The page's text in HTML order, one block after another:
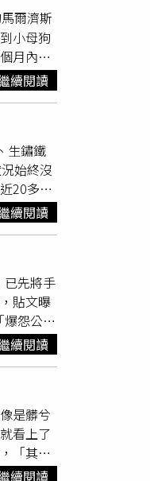
鞋底很
（圖／
Nike的
，但對
鞋子價
物及飾
自己
色毛
某天會
的親朋
指控。
了爭執
梯連接
寶哺」
別人吵
跟小
天出
日各
將牠生
Kibi似
下小
櫃紀念
念牠的
小Boo
，
為小
玩店，
家裡，
爾濟斯
小母狗
月內體
）圤智
，去看
做什麼
剛抱
波比兩
都差不
醫判定
就掉了
皮，熱
到也
，然
他弄醒
啦！」
來沒過
生活充
的教學
跟李
握手、
續閱讀
生鏽鐵
始終沒
20多年
降頭的
的狀況
而病
了身體
處，不
活帶來
續閱讀
已先將手
貼文曝
爆怨公
假前已
度報
管心態
）還是
滿剛好
法去體
難。
續閱讀
是髒兮
看上了
「其實
，走了
續閱讀